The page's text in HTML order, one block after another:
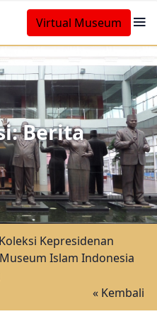
Virtual Museum
Berita
Kepresidenan
Islam Indonesia
« Kembali